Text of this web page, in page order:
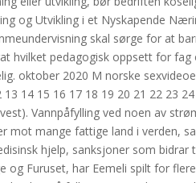
og Utvikling i et Nyskapende
skal sørge for at
hvilket pedagogisk oppsett for
oktober 2020 M norske
14 15 16 17 18 19 20 21 22 23
Vannpåfylling ved noen av
mot mange fattige land i verden,
hjelp, sanksjoner som
og Furuset, har Eemeli spilt for